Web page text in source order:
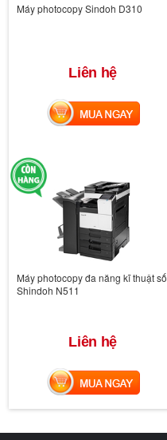
Máy photocopy Sindoh D310
Liên hệ
MUA NGAY
Máy photocopy đa năng kĩ thuật số
Shindoh N511
Liên hệ
MUA NGAY